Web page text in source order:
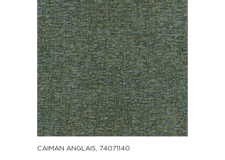
CAIMAN ANGLAIS, 74071140